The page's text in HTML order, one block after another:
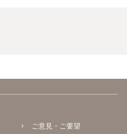
ご意見・ご要望